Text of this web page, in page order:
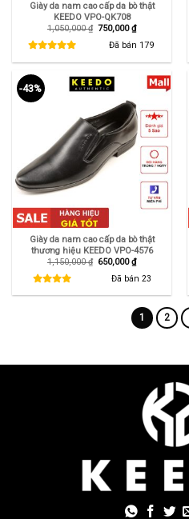
Giày da nam cao cấp da bò thật
KEEDO VPO-QK708
1,050,000₫ Giá
750,000₫Giá
hiện
tại
Đã bán 179
-43%
Giày da nam cao cấp da bò thật
thương hiệu KEEDO VPO-4576
1,150,000₫ Giá
1,150,000 ₫.
650,000₫Giá
hiện
tại
là:
650,000 ₫.
Đã bán 23
1 2